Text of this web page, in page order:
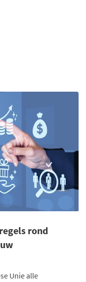
rond
Unie alle